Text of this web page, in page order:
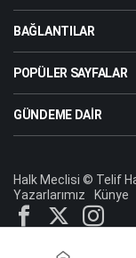
BAĞLANTILAR
POPÜLER SAYFALAR
GÜNDEME DAIR
Halk Meclisi © Telif
Yazarlarımız
Künye